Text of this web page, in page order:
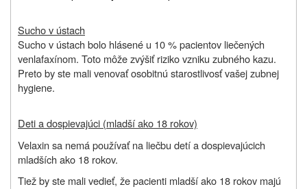
Sucho v ústach
Sucho v ústach bolo hlásené u 10 % pacientov liečených
venlafaxínom. Toto môže zvýšiť riziko vzniku zubného kazu.
Preto by ste mali venovať osobitnú starostlivosť vašej zubnej
hygiene.
Deti a dospievajúci (mladší ako 18 rokov)
Velaxin sa nemá používať na liečbu detí a dospievajúcich
mladších ako 18 rokov.
Tiež by ste mali vedieť, že pacienti mladší ako 18 rokov majú